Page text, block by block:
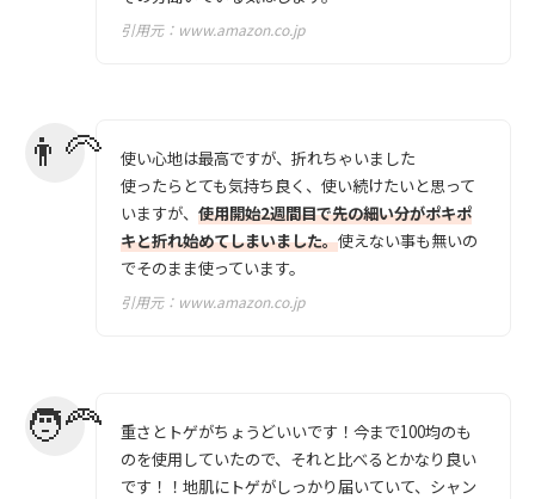
引用元： www.amazon.co.jp
使い心地は最高ですが、折れちゃいました
使ったらとても気持ち良く、使い続けたいと思って
いますが、 使用開始2週間目で先の細い分がポキポ
キと折れ始めてしまいました。使えない事も無いの
でそのまま使っています。
引用元： www.amazon.co.jp
重さとトゲがちょうどいいです！今まで100均のも
のを使用していたので、それと比べるとかなり良い
です！！地肌にトゲがしっかり届いていて、シャン